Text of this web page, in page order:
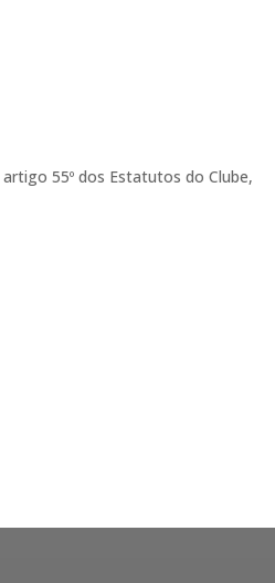
55º dos Estatutos do Clube,